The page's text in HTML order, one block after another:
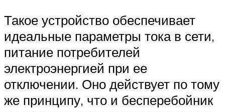
Такое устройство обеспечивает
идеальные параметры тока в сети,
питание потребителей
электроэнергией при ее
отключении. Оно действует по тому
же принципу, что и бесперебойник